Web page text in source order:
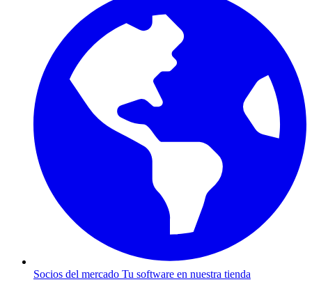
Socios del mercado Tu software en nuestra tienda